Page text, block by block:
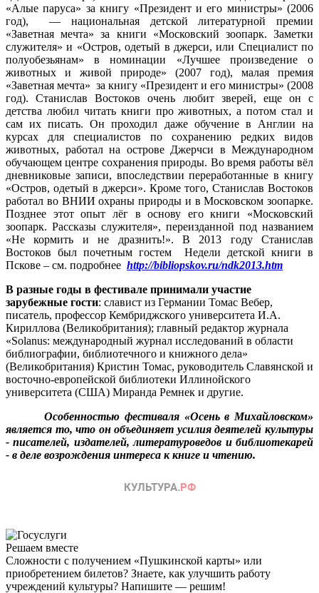
«Алые паруса» за книгу «Президент и его министры» (2006
год), — национальная детской литературной премии
«Заветная мечта» за книги «Московский зоопарк. Заметки
служителя» и «Остров, одетый в джерси, или Специалист по
полуобезьянам» в номинации «Лучшее произведение о
животных и живой природе» (2007 год), малая премия
«Заветная мечта» за книгу «Президент и его министры» (2008
год). Станислав Востоков очень любит зверей, еще он с
детства любил читать книги про животных, а потом стал и
сам их писать. Он проходил даже обучение в Англии на
курсах для специалистов по сохранению редких видов
животных, работал на острове Джерчси в Международном
обучающем центре сохранения природы. Во время работы вёл
дневниковые записи, впоследствии переработанные в книгу
«Остров, одетый в джерси». Кроме того, Станислав Востоков
работал во ВНИИ охраны природы и в Московском зоопарке.
Позднее этот опыт лёг в основу его книги «Московский
зоопарк. Рассказы служителя», переизданной под названием
«Не кормить и не дразнить!». В 2013 году Станислав
Востоков был почетным гостем Недели детской книги в
Пскове – см. подробнее http://bibliopskov.ru/ndk2013.htm
В разные годы в фестивале принимали участие
зарубежные гости: славист из Германии Томас Вебер,
писатель, профессор Кембриджского университета И.А.
Кириллова (Великобритания); главный редактор журнала
«Solanus: международный журнал исследований в области
библиографии, библиотечного и книжного дела»
(Великобритания) Кристин Томас, руководитель Славянской и
восточно-европейской библиотеки Иллинойского
университета (США) Миранда Ремнек и другие.
Особенностью фестиваля «Осень в Михайловском»
является то, что он объединяет усилия деятелей культуры
- писателей, издателей, литературоведов и библиотекарей
- в деле возрождения интереса к книге и чтению.
Решаем вместе
Сложности с получением «Пушкинской карты» или
приобретением билетов? Знаете, как улучшить работу
учреждений культуры? Напишите — решим!